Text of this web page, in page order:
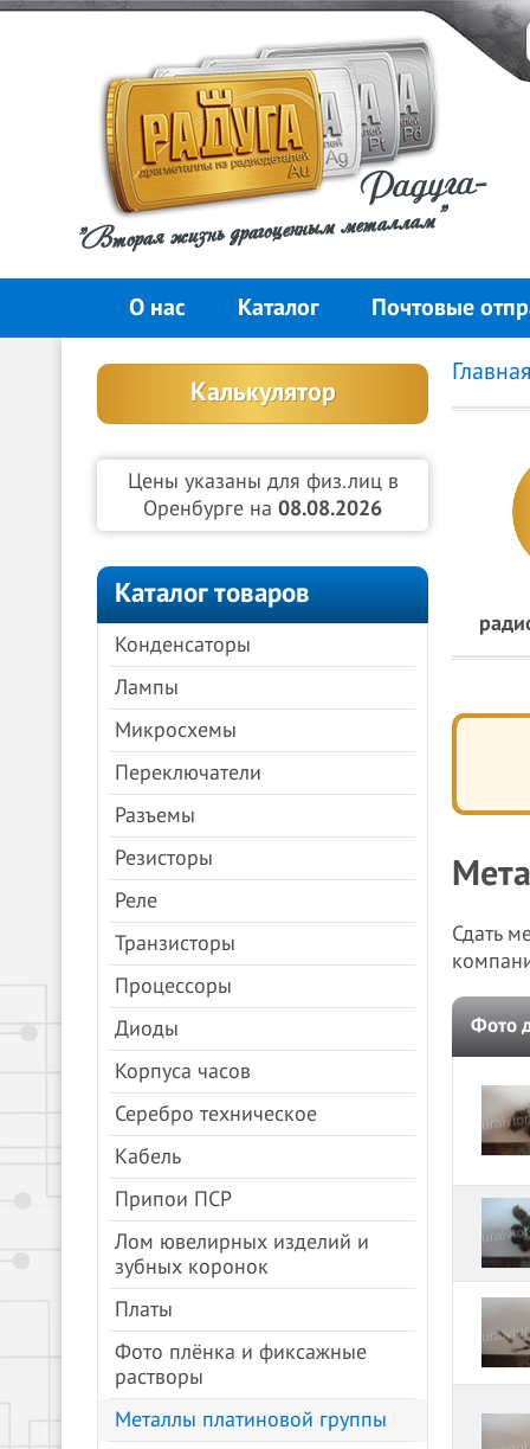
Радуга-
"Вторая жизнь драгоценным металлам"
О нас Каталог Почтовые
Калькулятор
Цены указаны для физ.лиц в
Оренбурге на 08.08.2026
Каталог товаров
Конденсаторы
Лампы
Микросхемы
Переключатели
Разъемы
Резисторы
Реле
Транзисторы
Процессоры
Диоды
Корпуса часов
Серебро техническое
Кабель
Припои ПСР
Лом ювелирных изделий и
зубных коронок
Платы
Фото плёнка и фиксажные
растворы
Металлы платиновой группы
Главная
Сдать
Фото